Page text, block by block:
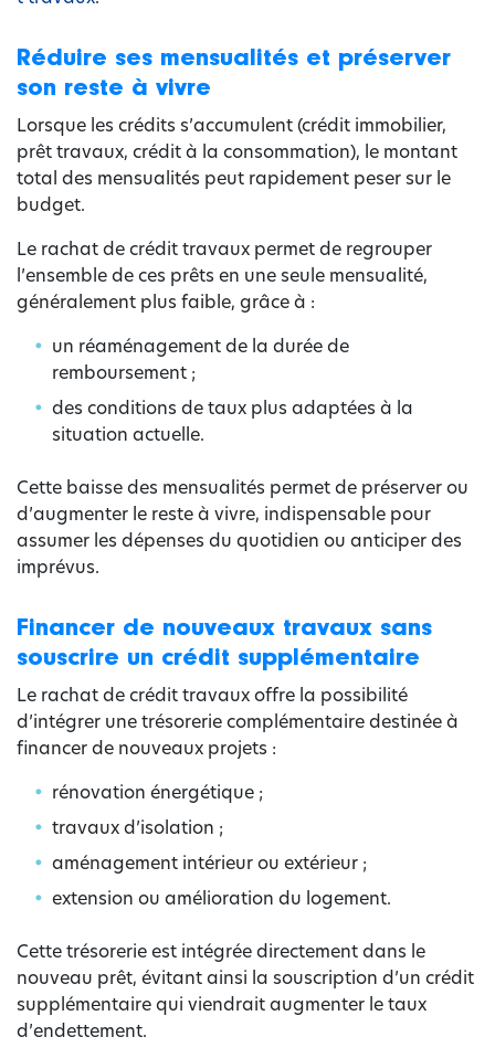
Réduire ses mensualités et préserver
son reste à vivre
Lorsque les crédits s’accumulent (crédit immobilier,
prêt travaux, crédit à la consommation), le montant
total des mensualités peut rapidement peser sur le
budget.
Le rachat de crédit travaux permet de regrouper
l’ensemble de ces prêts en une seule mensualité,
généralement plus faible, grâce à :
un réaménagement de la durée de
remboursement ;
des conditions de taux plus adaptées à la
situation actuelle.
Cette baisse des mensualités permet de préserver ou
d’augmenter le reste à vivre, indispensable pour
assumer les dépenses du quotidien ou anticiper des
imprévus.
Financer de nouveaux travaux sans
souscrire un crédit supplémentaire
Le rachat de crédit travaux offre la possibilité
d’intégrer une trésorerie complémentaire destinée à
financer de nouveaux projets :
rénovation énergétique ;
travaux d’isolation ;
aménagement intérieur ou extérieur ;
extension ou amélioration du logement.
Cette trésorerie est intégrée directement dans le
nouveau prêt, évitant ainsi la souscription d’un crédit
supplémentaire qui viendrait augmenter le taux
d’endettement.